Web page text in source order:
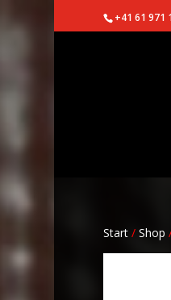
+41 61 971
Start/ Shop